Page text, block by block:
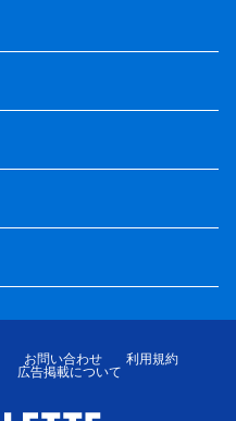
お問い合わせ
利用規約
広告掲載について